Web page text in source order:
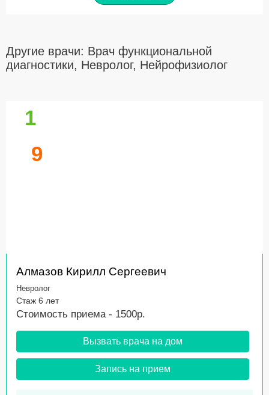
Другие врачи: Врач функциональной
диагностики, Невролог, Нейрофизиолог
1
9
Алмазов Кирилл Сергеевич
Невролог
Стаж 6 лет
Стоимость приема - 1500р.
Вызвать врача на дом
Запись на прием